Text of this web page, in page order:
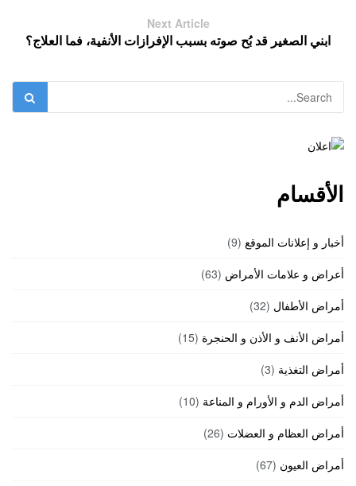
Next Article
ابني الصغير قد بُح صوته بسبب الإفرازات الأنفية، فما العلاج؟
الأقسام
أخبار و إعلانات الموقع (9)
أعراض و علامات الأمراض (63)
أمراض الأطفال (32)
أمراض الأنف و الأذن و الحنجرة (15)
أمراض التغذية (3)
أمراض الدم و الأورام و المناعة (10)
أمراض العظام و العضلات (26)
أمراض العيون (67)